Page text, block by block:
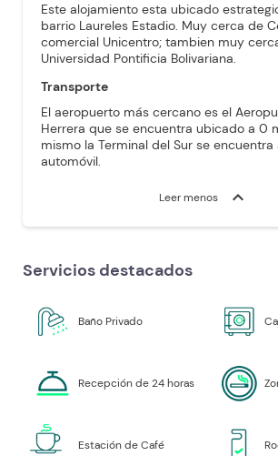
Este alojamiento esta ubicado
barrio Laureles Estadio. Muy cerca de
comercial Unicentro; tambien muy
Universidad Pontificia Bolivariana.
Transporte
El aeropuerto más cercano es el
Herrera que se encuentra ubicado a 0
mismo la Terminal del Sur se
automóvil.
Leer menos expand_more
Servicios destacados
Baño Privado
Recepción de 24 horas
Estación de Café